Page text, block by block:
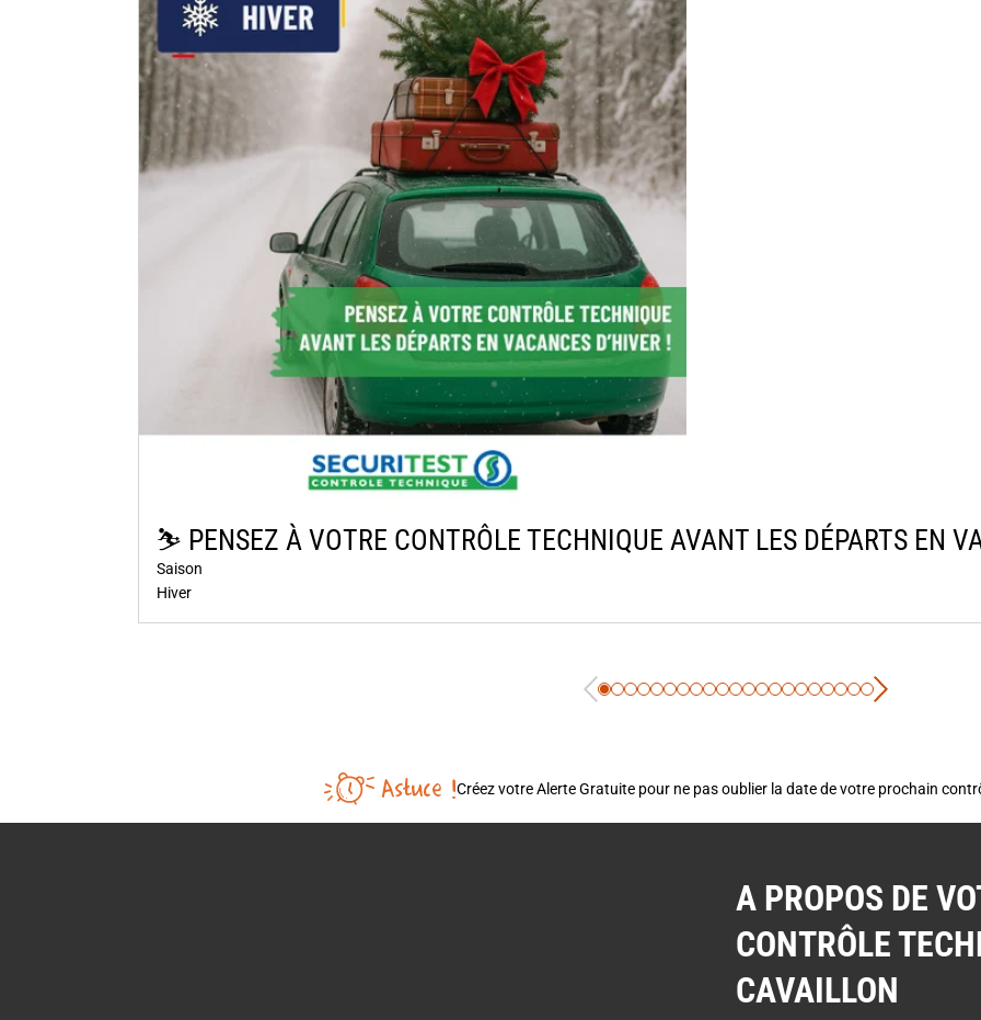
⛷️​ PENSEZ À VOTRE CONTRÔLE TECHNIQUE AVANT LES DÉPARTS EN
Saison
Hiver
Créez votre Alerte Gratuite pour ne pas oublier la date de votre prochain
A PROPOS DE
CONTRÔLE
CAVAILLON